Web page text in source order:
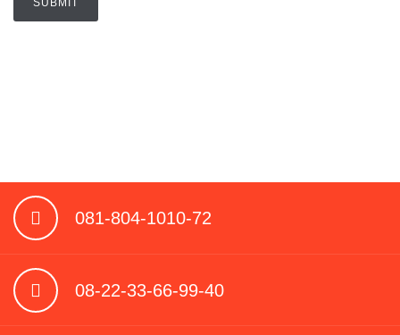
081-804-1010-72
08-22-33-66-99-40